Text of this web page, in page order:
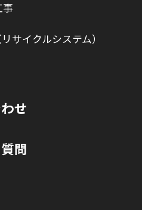
事
サイクルシステム）
せ
問